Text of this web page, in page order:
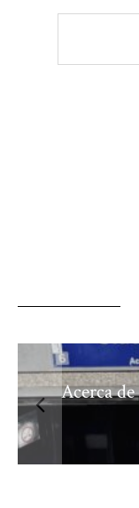
Acerca